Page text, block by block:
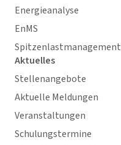
Energieanalyse
EnMS
Spitzenlastmanagement
Aktuelles
Stellenangebote
Aktuelle Meldungen
Veranstaltungen
Schulungstermine